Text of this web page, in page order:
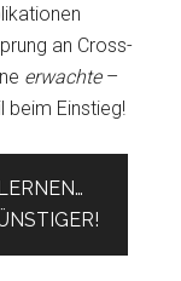
an Cross-
erwachte–
beim Einstieg!